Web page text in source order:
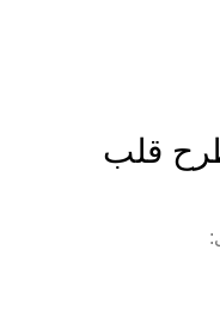
قلب